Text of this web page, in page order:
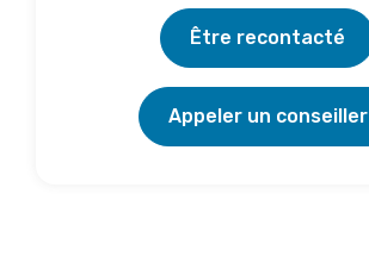
Être recontacté
Appeler un conseiller